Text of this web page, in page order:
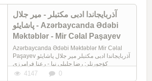
آذربایجاندا ادبی مکتبلر - میر جلال
پاشایئو - Azərbaycanda Ədəbi
Məktəblər - Mir Cəlal Paşayev
Azərbaycanda Ədəbi Məktəblər Mir Cəlal
Paşayev آذربایجاندا ادبی مکتبلر میر جلال پاشایئو
کؤچورنلر: رضا جلیلی نیا - رعنا فرامرزی
4147 0